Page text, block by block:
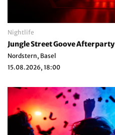
Nightlife
Jungle Street Goove Afterparty
Nordstern, Basel
15.08.2026, 18:00